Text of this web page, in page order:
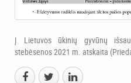
Į Lietuvos ūkinių gyvūnų
stebėsenos 2021 m. atskaita